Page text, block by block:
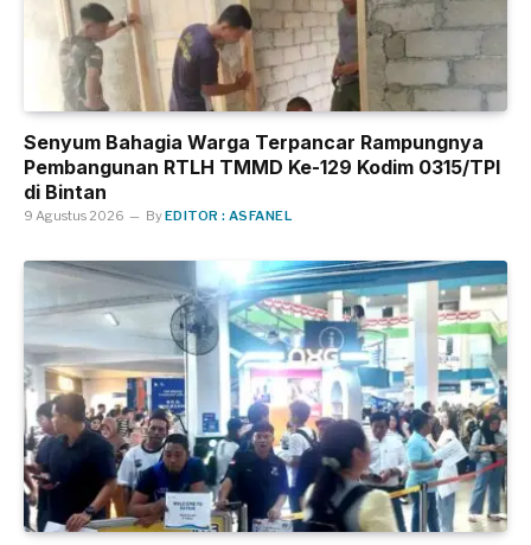
Senyum Bahagia Warga Terpancar Rampungnya
Pembangunan RTLH TMMD Ke-129 Kodim 0315/TPI
di Bintan
9 Agustus 2026 ByEDITOR : ASFANEL